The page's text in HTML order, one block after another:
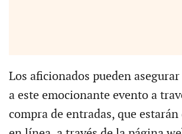
Los aficionados pueden
a este emocionante evento a
compra de entradas, que